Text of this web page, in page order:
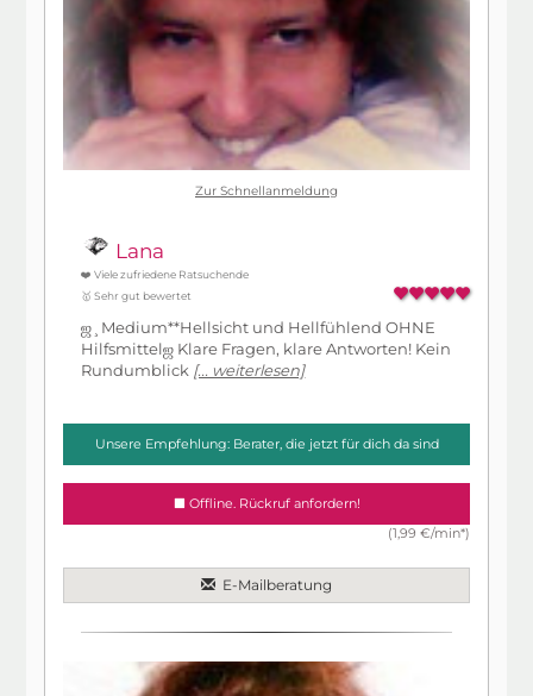
Zur Schnellanmeldung
Lana
❤️ Viele zufriedene Ratsuchende
🥇 Sehr gut bewertet
ஜ¸Medium**Hellsicht und Hellfühlend OHNE
Hilfsmittelஜ Klare Fragen, klare Antworten! Kein
Rundumblick [... weiterlesen]
Unsere Empfehlung: Berater, die jetzt für dich da sind
Offline. Rückruf anfordern!
(1,99 €/min*)
E-Mailberatung